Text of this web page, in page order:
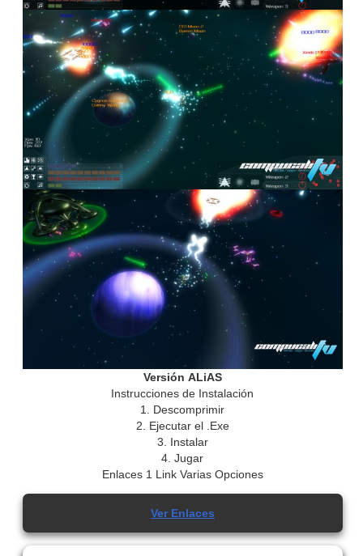
Versión ALiAS
Instrucciones de Instalación
1. Descomprimir
2. Ejecutar el .Exe
3. Instalar
4. Jugar
Enlaces 1 Link Varias Opciones
Ver Enlaces